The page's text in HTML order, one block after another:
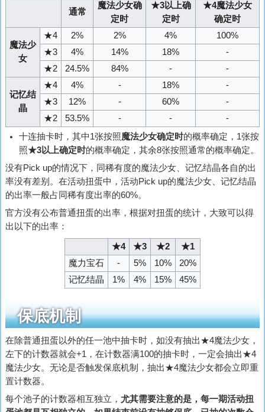
通常
魔法少女确
定时
★3以上确
定时
★4魔法少女
确定时
魔法少
女
★4 2% 2% 4%
100%
★3
4% 14% 18%
-
★2
24.5% 84% - -
记忆结
晶
★4 4% - 18%
-
★3
12% - 60%
-
★2
53.5% - -
-
十连抽卡时，其中1张按照魔法少女确定时的概率确定，1张按
照★3以上确定时的概率确定，其余8张按照通常的概率确定。
没有Pick up的情况下，同稀有度的魔法少女、记忆结晶各自的出
率没有差别。在活动扭蛋中，活动Pick up的魔法少女、记忆结晶
的出率一般占同稀有度出率的60%。
官方没有公布普通扭蛋的出率，根据对扭蛋的统计，大致可以得
出以下的出率：
★4 ★3 ★2
★1
魔力宝石
- 5% 10%
20%
记忆结晶
1% 4% 15% 45%
保底机制
在除普通扭蛋以外的任一池中抽卡时，如没有抽出★4魔法少女，
左下的计数器就会+1，在计数器满100的抽卡时，一定会抽出★4
魔法少女。无论是否触发保底机制，抽出★4魔法少女都会立即重
置计数器。
每个池子的计数器相互独立， 尤其需要注意的是，每一期活动扭